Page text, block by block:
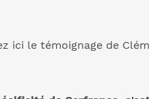
ici le témoignage de